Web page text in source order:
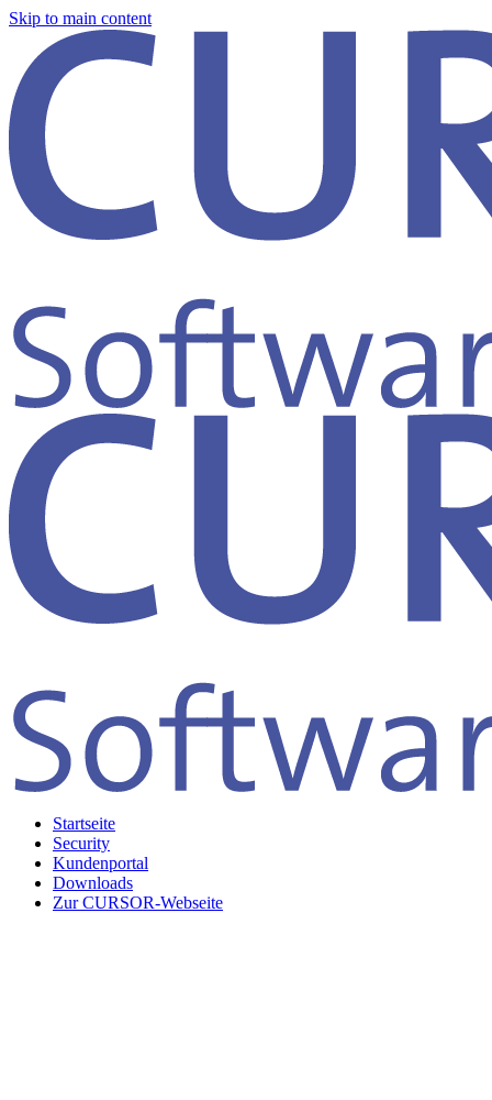
Skip to main content
Startseite
Security
Kundenportal
Downloads
Zur CURSOR-Webseite